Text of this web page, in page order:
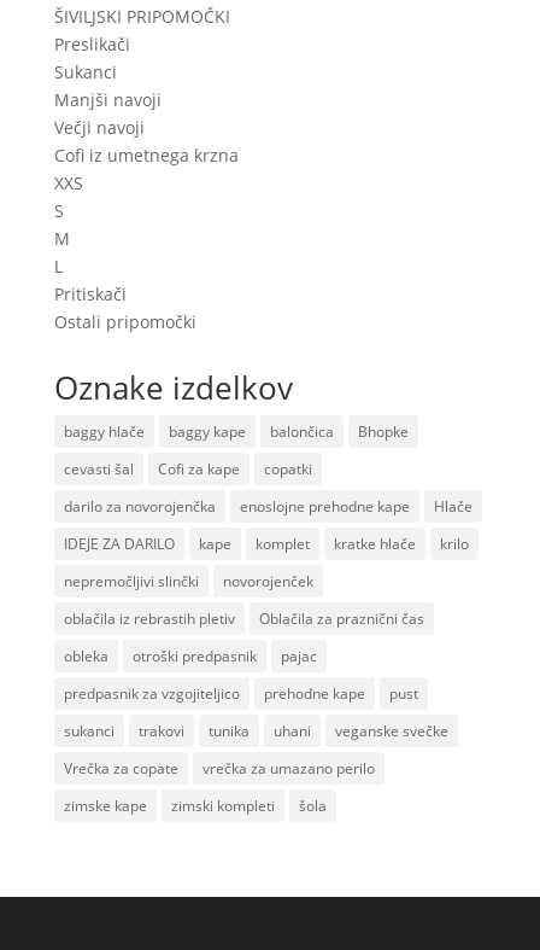
ŠIVILJSKI PRIPOMOČKI
Preslikači
Sukanci
Manjši navoji
Večji navoji
Cofi iz umetnega krzna
XXS
S
M
L
Pritiskači
Ostali pripomočki
Oznake izdelkov
baggy hlače baggy kape balončica
Bhopke
cevasti šal
Cofi za kape
copatki
darilo za novorojenčka
enoslojne prehodne kape
Hlače
IDEJE ZA DARILO
kape komplet kratke hlače
krilo
nepremočljivi slinčki
novorojenček
oblačila iz rebrastih pletiv
Oblačila za praznični čas
obleka
otroški predpasnik
pajac
predpasnik za vzgojiteljico
prehodne kape
pust
sukanci
trakovi tunika uhani
veganske svečke
Vrečka za copate
vrečka za umazano perilo
zimske kape
zimski kompleti šola